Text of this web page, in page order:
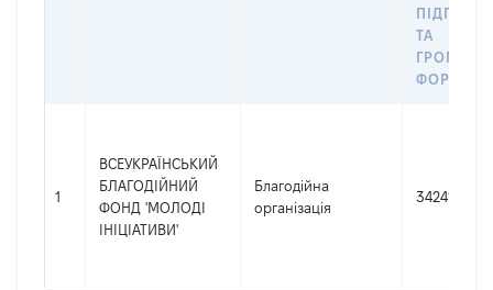
ТА
1
ВСЕУКРАЇНСЬКИЙ
БЛАГОДІЙНИЙ
ФОНД 'МОЛОДІ
ІНІЦІАТИВИ'
Благодійна
організація
34241991